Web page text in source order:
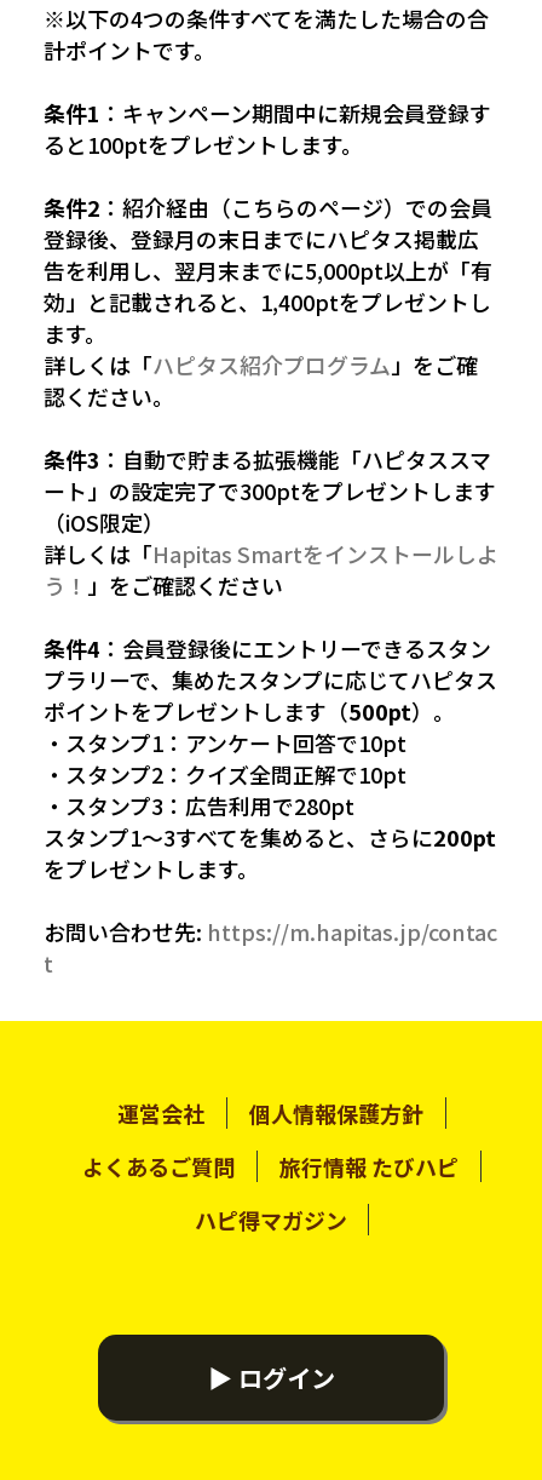
※以下の4つの条件すべてを満たした場合の合
計ポイントです。
条件1 ：キャンペーン期間中に新規会員登録す
ると100ptをプレゼントします。
条件2 ：紹介経由（こちらのページ）での会員
登録後、登録月の末日までにハピタス掲載広
告を利用し、翌月末までに5,000pt以上が「有
効」と記載されると、1,400ptをプレゼントし
ます。
詳しくは「ハピタス紹介プログラム 」をご確
認ください。
条件3 ：自動で貯まる拡張機能「ハピタススマ
ート」の設定完了で300ptをプレゼントします
（iOS限定）
詳しくは「Hapitas Smartをインストールしよ
う！ 」をご確認ください
条件4 ：会員登録後にエントリーできるスタン
プラリーで、集めたスタンプに応じてハピタス
ポイントをプレゼントします（500pt）。
・スタンプ1：アンケート回答で10pt
・スタンプ2：クイズ全問正解で10pt
・スタンプ3：広告利用で280pt
スタンプ1〜3すべてを集めると、さらに200pt
をプレゼントします。
お問い合わせ先: https://m.hapitas.jp/contac
t
運営会社
個人情報保護方針
よくあるご質問
旅行情報 たびハピ
ハピ得マガジン
▶ ログイン